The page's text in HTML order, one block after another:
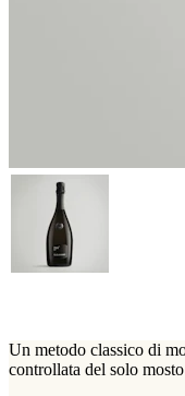
Un metodo classico di
controllata del solo